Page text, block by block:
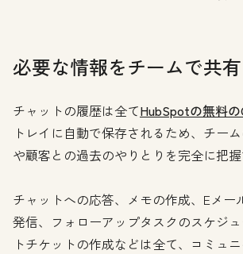
必要な情報をチームで共有
チャットの履歴は全てHubSpotの無料の
トレイに自動で保存されるため、チー
や顧客との過去のやりとりを完全に把握
チャットへの応答、メモの作成、Eメー
発信、フォローアップタスクのスケジ
トチケットの作成などは全て、コミュ